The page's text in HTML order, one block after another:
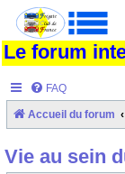
Le forum
FAQ
Accueil du forum
Vie au sein